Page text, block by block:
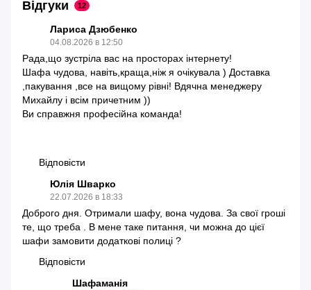
Відгуки 12
Лариса Дзюбенко
04.08.2026 в 12:50
Рада,що зустріла вас на просторах інтернету!
Шафа чудова, навіть,краща,ніж я очікувала ) Доставка
,пакування ,все на вищому рівні! Вдячна менеджеру
Михайлу і всім причетним ))
Ви справжня професійна команда!
Відповісти
Юлія Шварко
22.07.2026 в 18:33
Доброго дня. Отримали шафу, вона чудова. За свої гроші
те, що треба . В мене таке питання, чи можна до цієї
шафи замовити додаткові полиці ?
Відповісти
Шафаманія